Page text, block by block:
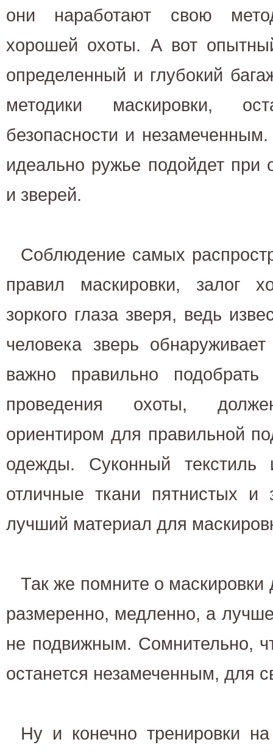
они наработают свою
хорошей охоты. А вот
определенный и глубокий
методики маскировки,
безопасности и незамеченным.
идеально ружье подойдет при
и зверей.
Соблюдение самых
правил маскировки, залог
зоркого глаза зверя, ведь
человека зверь
важно правильно
проведения охоты,
ориентиром для правильной
одежды. Суконный текстиль
отличные ткани пятнистых и
лучший материал для
Так же помните о маскировки
размеренно, медленно, а
не подвижным. Сомнительно,
останется незамеченным, для
Ну и конечно тренировки